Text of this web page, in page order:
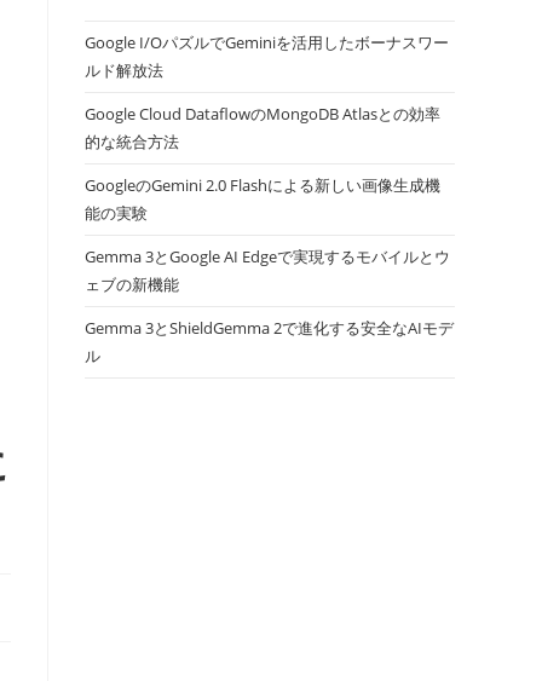
Google I/OパズルでGeminiを活用したボーナスワー
ルド解放法
Google Cloud DataflowのMongoDB Atlasとの効率
的な統合方法
GoogleのGemini 2.0 Flashによる新しい画像生成機
能の実験
Gemma 3とGoogle AI Edgeで実現するモバイルとウ
ェブの新機能
Gemma 3とShieldGemma 2で進化する安全なAIモデ
ル